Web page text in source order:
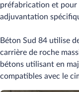
préfabrication et pour
adjuvantation
Béton Sud 84 utilise
carrière de roche
bétons utilisant en
compatibles avec le